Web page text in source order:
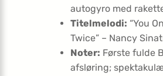
autogyro med
Titelmelodi: “You
Twice” – Nancy
Noter: Første fulde
afsløring;